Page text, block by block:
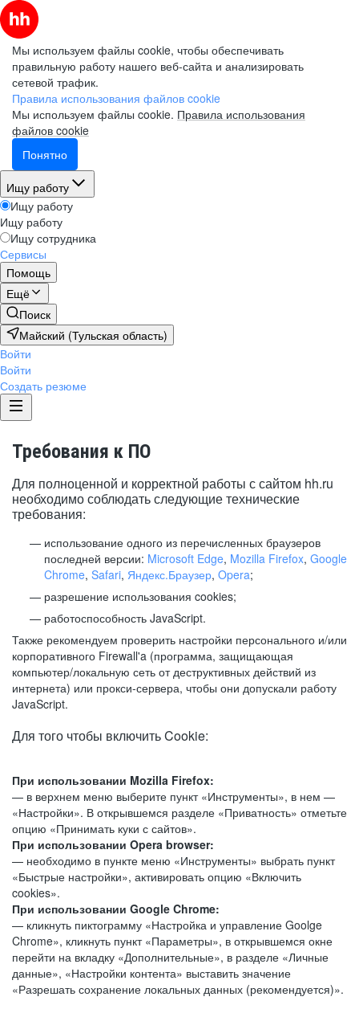
Мы используем файлы cookie, чтобы обеспечивать
правильную работу нашего веб-сайта и анализировать
сетевой трафик.
Правила использования файлов cookie
Мы используем файлы cookie. Правила использования
файлов cookie
Понятно
Ищу работу
Ищу работу
Ищу работу
Ищу сотрудника
Сервисы
Помощь
Ещё
Поиск
Майский (Тульская область)
Войти
Войти
Создать резюме
Требования к ПО
Для полноценной и корректной работы с сайтом hh.ru
необходимо соблюдать следующие технические
требования:
использование одного из перечисленных браузеров
последней версии: Microsoft Edge, Mozilla Firefox, Google
Chrome, Safari, Яндекс.Браузер, Opera;
разрешение использования cookies;
работоспособность JavaScript.
Также рекомендуем проверить настройки персонального и/или
корпоративного Firewall'a (программа, защищающая
компьютер/локальную сеть от деструктивных действий из
интернета) или прокси-сервера, чтобы они допускали работу
JavaScript.
Для того чтобы включить Cookie:
При использовании Mozilla Firefox:
— в верхнем меню выберите пункт «Инструменты», в нем —
«Настройки». В открывшемся разделе «Приватность» отметьте
опцию «Принимать куки с сайтов».
При использовании Opera browser:
— необходимо в пункте меню «Инструменты» выбрать пункт
«Быстрые настройки», активировать опцию «Включить
cookies».
При использовании Google Chrome:
— кликнуть пиктограмму «Настройка и управление Goolge
Chrome», кликнуть пункт «Параметры», в открывшемся окне
перейти на вкладку «Дополнительные», в разделе «Личные
данные», «Настройки контента» выставить значение
«Разрешать сохранение локальных данных (рекомендуется)».